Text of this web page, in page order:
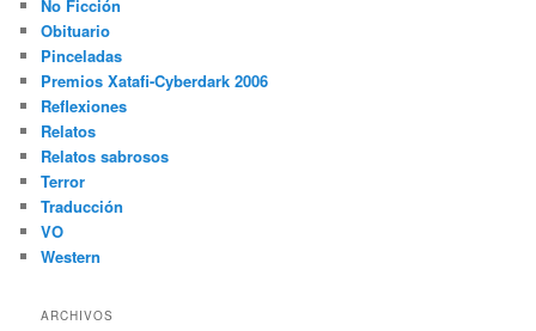
No Ficción
Obituario
Pinceladas
Premios Xatafi-Cyberdark 2006
Reflexiones
Relatos
Relatos sabrosos
Terror
Traducción
VO
Western
ARCHIVOS